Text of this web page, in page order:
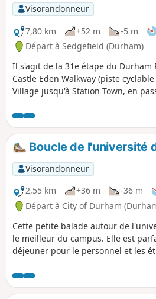
Visorandonneur
7,80 km
+52 m -5 m
Départ à Sedgefield (Durham)
Il s'agit de la 31e étape du Durham
Castle Eden Walkway (piste
Village jusqu'à Station Town, en
Hurworth Burn. Cette partie de la
accessible.
Boucle de l'université
Visorandonneur
2,55 km
+36 m -36 m
Départ à City of Durham
Cette petite balade autour de
le meilleur du campus. Elle est
déjeuner pour le personnel et les
musée oriental. Le parcours est
à une montée raide dans les